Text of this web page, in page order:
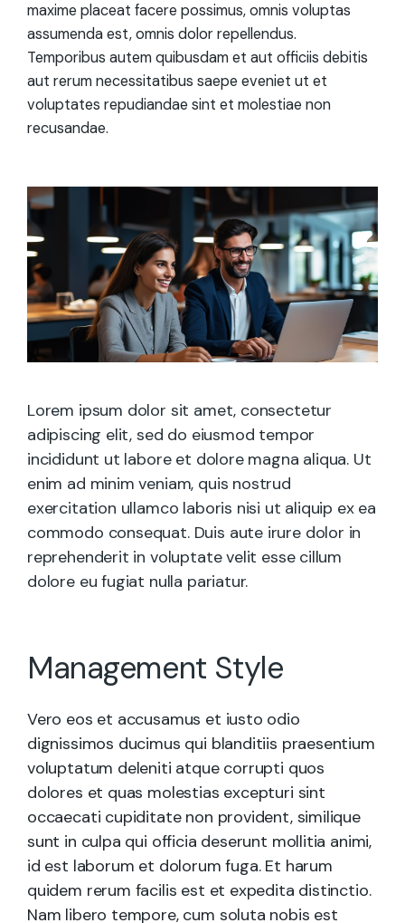
maxime placeat facere possimus, omnis voluptas
assumenda est, omnis dolor repellendus.
Temporibus autem quibusdam et aut officiis debitis
aut rerum necessitatibus saepe eveniet ut et
voluptates repudiandae sint et molestiae non
recusandae.
Lorem ipsum dolor sit amet, consectetur
adipiscing elit, sed do eiusmod tempor
incididunt ut labore et dolore magna aliqua. Ut
enim ad minim veniam, quis nostrud
exercitation ullamco laboris nisi ut aliquip ex ea
commodo consequat. Duis aute irure dolor in
reprehenderit in voluptate velit esse cillum
dolore eu fugiat nulla pariatur.
Management Style
Vero eos et accusamus et iusto odio
dignissimos ducimus qui blanditiis praesentium
voluptatum deleniti atque corrupti quos
dolores et quas molestias excepturi sint
occaecati cupiditate non provident, similique
sunt in culpa qui officia deserunt mollitia animi,
id est laborum et dolorum fuga. Et harum
quidem rerum facilis est et expedita distinctio.
Nam libero tempore, cum soluta nobis est